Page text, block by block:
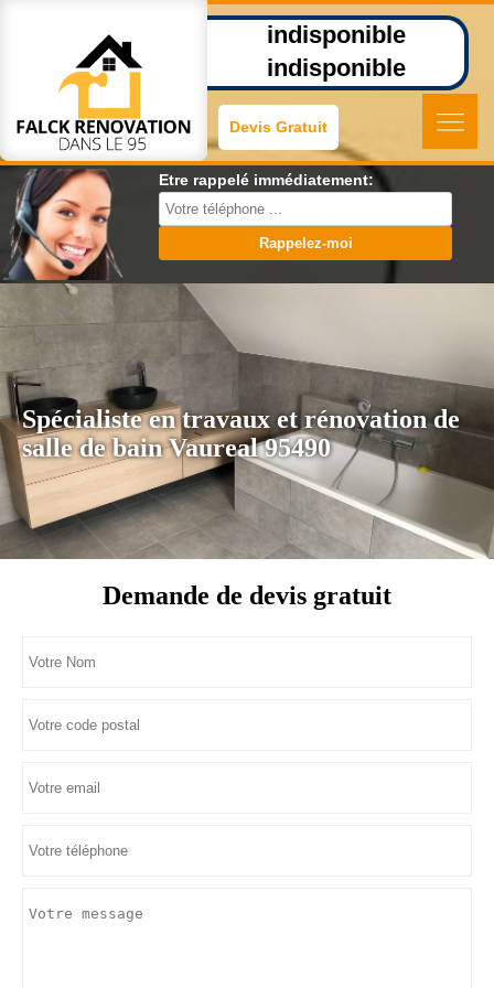
indisponible
indisponible
Devis Gratuit
Etre rappelé immédiatement:
Spécialiste en travaux et rénovation de
salle de bain Vaureal 95490
Demande de devis gratuit